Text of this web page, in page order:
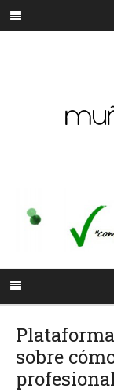
sobre